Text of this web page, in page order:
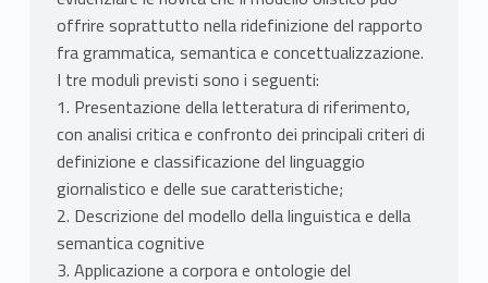
offrire soprattutto nella ridefinizione del rapporto
fra grammatica, semantica e concettualizzazione.
I tre moduli previsti sono i seguenti:
1. Presentazione della letteratura di riferimento,
con analisi critica e confronto dei principali criteri di
definizione e classificazione del linguaggio
giornalistico e delle sue caratteristiche;
2. Descrizione del modello della linguistica e della
semantica cognitive
3. Applicazione a corpora e ontologie del